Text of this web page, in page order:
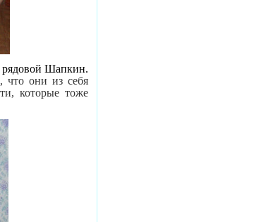
Шапкин.
что они из себя
которые тоже